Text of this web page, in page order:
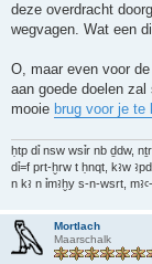
deze overdracht
wegvagen. Wat een
O, maar even voor
aan goede doelen
mooie brug voor je te
ḥtp dỉ nsw wsỉr nb ḏdw, nṯr
dỉ=f prt-ḫrw t ḥnqt, kꜣw
n kꜣ n ỉmꜣḫy s-n-wsrt,
Mortlach
Maarschalk